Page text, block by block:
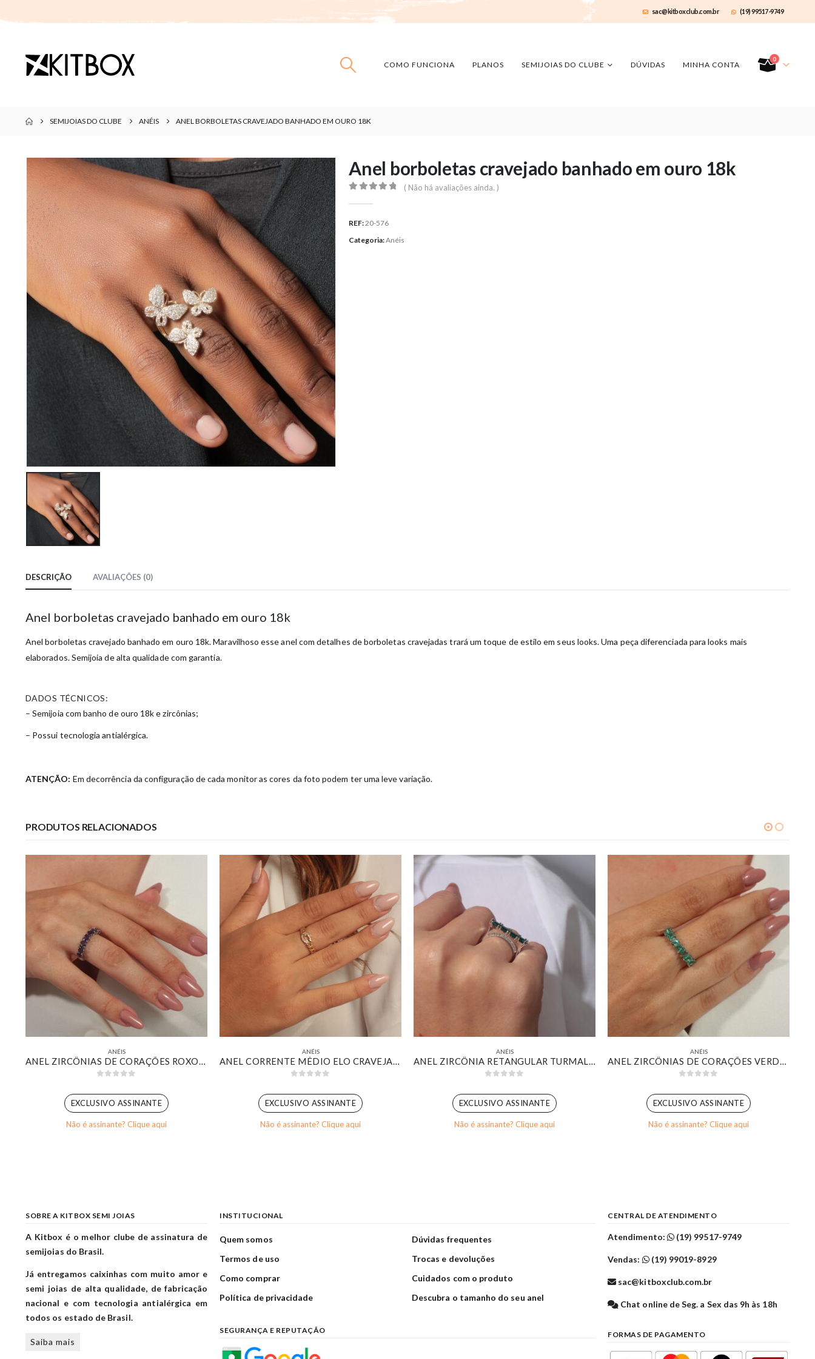
sac@kitboxclub.com.br (19) 99517-9749
COMO FUNCIONA PLANOS SEMIJOIAS DO CLUBE DÚVIDAS MINHA CONTA
0
SEMIJOIAS DO CLUBE ANÉIS ANEL BORBOLETAS CRAVEJADO BANHADO EM OURO 18K
Anel borboletas cravejado banhado em ouro 18k
( Não há avaliações ainda. )
REF:20-576
Categoria:Anéis
DESCRIÇÃO AVALIAÇÕES (0)
Anel borboletas cravejado banhado em ouro 18k
Anel borboletas cravejado banhado em ouro 18k. Maravilhoso esse anel com detalhes de borboletas cravejadas trará um toque de estilo em seus looks. Uma peça diferenciada para looks mais
elaborados. Semijoia de alta qualidade com garantia.
DADOS TÉCNICOS:
– Semijoia com banho de ouro 18k e zircônias;
– Possui tecnologia antialérgica.
ATENÇÃO: Em decorrência da configuração de cada monitor as cores da foto podem ter uma leve variação.
PRODUTOS RELACIONADOS
ANÉIS
ANEL ZIRCÔNIAS DE CORAÇÕES ROXO BANHADO EM OURO BRANCO
EXCLUSIVO ASSINANTE
Não é assinante? Clique aqui
ANÉIS
ANEL CORRENTE MÉDIO ELO CRAVEJADO BANHADO EM OURO 18K
EXCLUSIVO ASSINANTE
Não é assinante? Clique aqui
ANÉIS
ANEL ZIRCÔNIA RETANGULAR TURMALINA COM DETALHES CRAVEJADO BANHADO EM OURO BRANCO
EXCLUSIVO ASSINANTE
Não é assinante? Clique aqui
ANÉIS
ANEL ZIRCÔNIAS DE CORAÇÕES VERDE BANHADO EM OURO BRANCO
EXCLUSIVO ASSINANTE
Não é assinante? Clique aqui
SOBRE A KITBOX SEMI JOIAS
A Kitbox é o melhor clube de assinatura de
semijoias do Brasil.
Já entregamos caixinhas com muito amor e
semi joias de alta qualidade, de fabricação
nacional e com tecnologia antialérgica em
todos os estado de Brasil.
Saiba mais
INSTITUCIONAL
Quem somos
Termos de uso
Como comprar
Política de privacidade
Dúvidas frequentes
Trocas e devoluções
Cuidados com o produto
Descubra o tamanho do seu anel
SEGURANÇA E REPUTAÇÃO
CENTRAL DE ATENDIMENTO
Atendimento: (19) 99517-9749
Vendas: (19) 99019-8929
sac@kitboxclub.com.br
Chat online de Seg. a Sex das 9h às 18h
FORMAS DE PAGAMENTO